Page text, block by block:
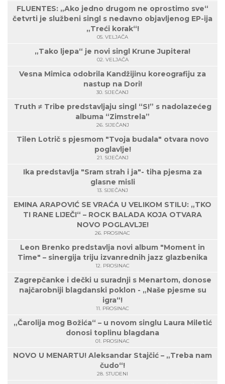
FLUENTES: „Ako jedno drugom ne oprostimo sve“
četvrti je službeni singl s nedavno objavljenog EP-ija
„Treći korak“!
05. VELJAČA
„Tako ljepa“ je novi singl Krune Jupitera!
02. VELJAČA
Vesna Mimica odobrila Kandžijinu koreografiju za
nastup na Dori!
30. SIJEČANJ
Truth ≠ Tribe predstavljaju singl “S!” s nadolazećeg
albuma “Zimstrela”
26. SIJEČANJ
Tilen Lotrič s pjesmom "Tvoja budala" otvara novo
poglavlje!
21. SIJEČANJ
Ika predstavlja "Sram strah i ja"- tiha pjesma za
glasne misli
13. SIJEČANJ
EMINA ARAPOVIĆ SE VRAĆA U VELIKOM STILU: „TKO
TI RANE LIJEČI“ – ROCK BALADA KOJA OTVARA
NOVO POGLAVLJE!
26. PROSINAC
Leon Brenko predstavlja novi album "Moment in
Time" – sinergija triju izvanrednih jazz glazbenika
12. PROSINAC
Zagrepčanke i dečki u suradnji s Menartom, donose
najčarobniji blagdanski poklon - „Naše pjesme su
igra“!
11. PROSINAC
„Čarolija mog Božića“ – u novom singlu Laura Miletić
donosi toplinu blagdana
01. PROSINAC
NOVO U MENARTU! Aleksandar Stajčić – „Treba nam
čudo“!
28. STUDENI